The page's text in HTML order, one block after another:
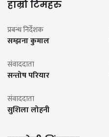
हाम्रो टिमहरु
प्रबन्ध निर्देशक
सम्झना कुमाल
संवाददाता
सन्तोष परियार
संवाददाता
सुशिला लोहनी